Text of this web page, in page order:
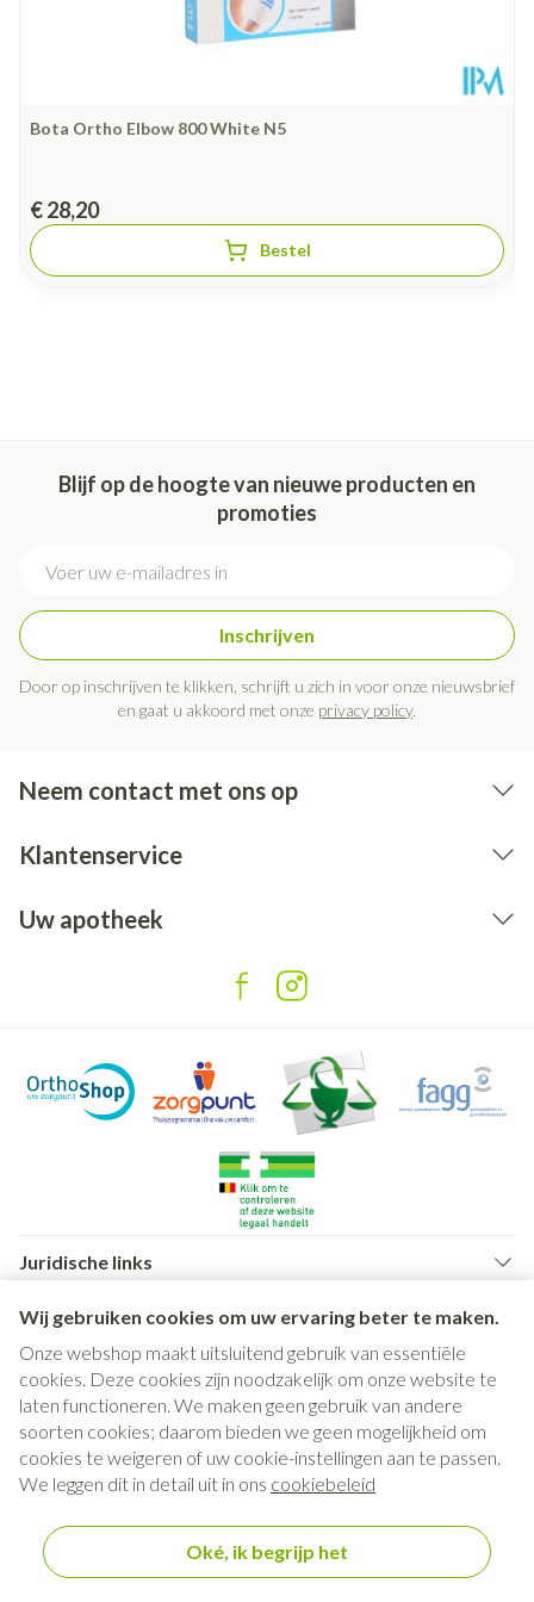
Wij gebruiken cookies om uw ervaring beter te maken.
Onze webshop maakt uitsluitend gebruik van essentiële
cookies. Deze cookies zijn noodzakelijk om onze website te
laten functioneren. We maken geen gebruik van andere
soorten cookies; daarom bieden we geen mogelijkheid om
cookies te weigeren of uw cookie-instellingen aan te passen.
We leggen dit in detail uit in ons cookiebeleid
Oké, ik begrijp het
Bota Ortho Elbow 800 White N5
€ 28,20
Bestel
Blijf op de hoogte van nieuwe producten en
promoties
Inschrijven
Door op inschrijven te klikken, schrijft u zich in voor onze nieuwsbrief
en gaat u akkoord met onze privacy policy.
Neem contact met ons op
Klantenservice
Uw apotheek
Juridische links